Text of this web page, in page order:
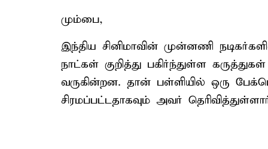
மும்பை,
இந்திய சினிமாவின் முன்னணி
நாட்கள் குறித்து பகிர்ந்துள்ள
வருகின்றன. தான் பள்ளியில் ஒரு
சிரமப்பட்டதாகவும் அவர்